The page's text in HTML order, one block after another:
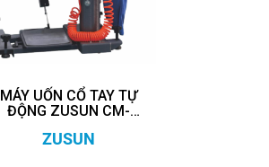
MÁY UỐN CỔ TAY TỰ
ĐỘNG ZUSUN CM-
ZUSUN